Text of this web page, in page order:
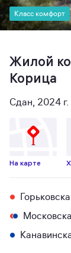
Класс комфорт
Жилой
Корица
Сдан, 2024 г.
На карте